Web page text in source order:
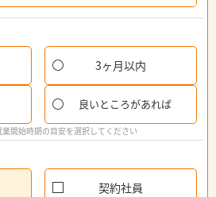
3ヶ月以内
良いところがあれば
開始時期の目安を選択してください
契約社員